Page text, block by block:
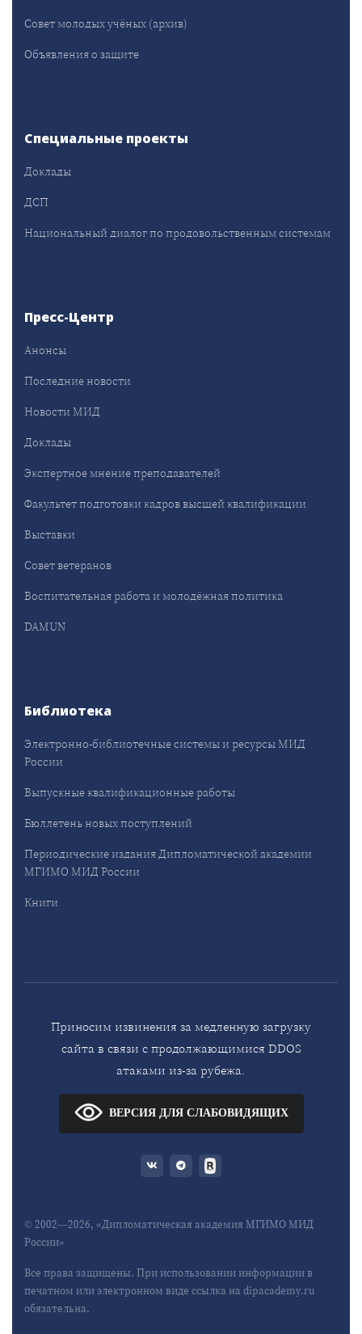
Совет молодых учёных (архив)
Объявления о защите
Специальные проекты
Доклады
ДСП
Национальный диалог по продовольственным системам
Пресс-Центр
Анонсы
Последние новости
Новости МИД
Доклады
Экспертное мнение преподавателей
Факультет подготовки кадров высшей квалификации
Выставки
Совет ветеранов
Воспитательная работа и молодёжная политика
DAMUN
Библиотека
Электронно-библиотечные системы и ресурсы МИД
России
Выпускные квалификационные работы
Бюллетень новых поступлений
Периодические издания Дипломатической академии
МГИМО МИД России
Книги
Приносим извинения за медленную загрузку
сайта в связи с продолжающимися DDOS
атаками из-за рубежа.
ВЕРСИЯ ДЛЯ СЛАБОВИДЯЩИХ
© 2002—2026, «Дипломатическая академия МГИМО МИД
России»
Все права защищены. При использовании информации в
печатном или электронном виде ссылка на dipacademy.ru
обязательна.